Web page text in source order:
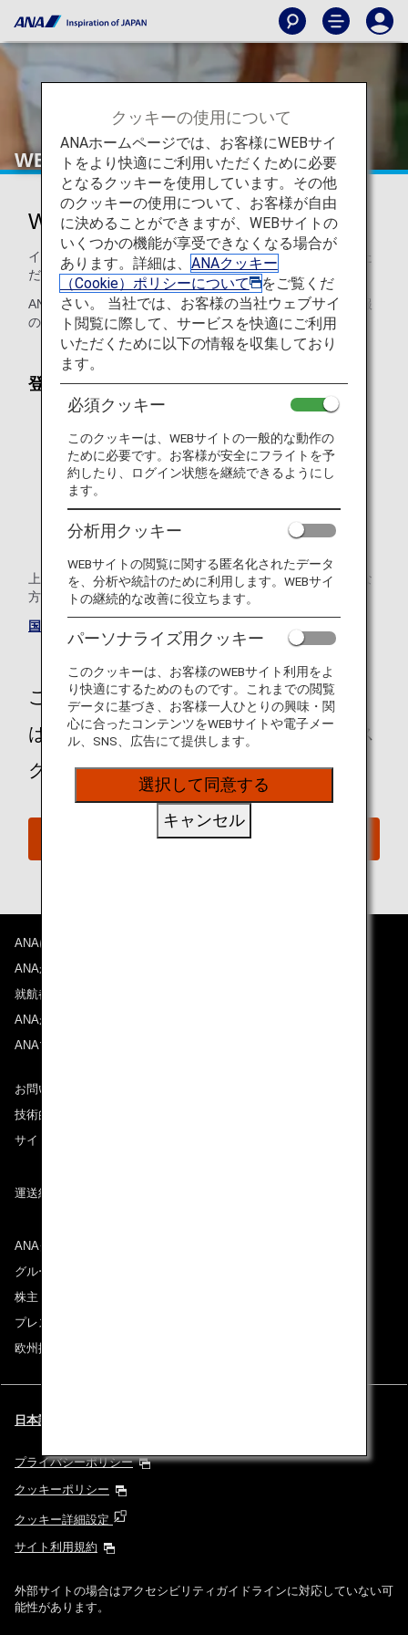
WEBサイトでのお手続き
WEBサイトでのお手続き
インターネットでご予約の際に、お手伝いをお申し込みいた
だく方法のご案内です。
ANAウェブサイトでは、予約時または予約後に、搭乗者情報
の入力画面でおからだの状態をご登録いただけます。
登録できる内容
歩行に不自由がある（歩行の程度、車いすの有無など）
目に不自由がある
耳に不自由がある
妊娠中で出産予定日を含め28日以内のご搭乗*1
上記以外のお手伝いが必要な場合はANAおからだの不自由な
方の相談デスクまでご連絡ください。
国際線のご予約
ご不明な点や、ご不安をお持ちのお客様
は、ANAおからだの不自由な方の相談デス
クに遠慮なくお問い合わせください。
おからだの不自由な方の相談デスク
ANAについて
ANAからのお知らせ
就航都市
ANAがお約束する体験
ANAマイレージクラブ
お問い合わせ
技術的なお問い合わせ（推奨環境）
サイトマップ
運送約款
ANAグループについて
グループ企業一覧
株主・投資家情報
プレスリリース
欧州採用情報
日本語 | Benelux (都市と言語を選択してください)
プライバシーポリシー
クッキーポリシー
クッキー詳細設定
サイト利用規約
外部サイトの場合はアクセシビリティガイドラインに対応していない可
能性があります。
クッキーの使用について
ANAホームページでは、お客様にWEBサイ
トをより快適にご利用いただくために必要
となるクッキーを使用しています。その他
のクッキーの使用について、お客様が自由
に決めることができますが、WEBサイトの
いくつかの機能が享受できなくなる場合が
あります。詳細は、 ANAクッキー
（Cookie）ポリシーについて
をご覧くだ
さい。 当社では、お客様の当社ウェブサイ
ト閲覧に際して、サービスを快適にご利用
いただくために以下の情報を収集しており
ます。
必須クッキー
このクッキーは、WEBサイトの一般的な動作の
ために必要です。お客様が安全にフライトを予
約したり、ログイン状態を継続できるようにし
ます。
分析用クッキー
WEBサイトの閲覧に関する匿名化されたデータ
を、分析や統計のために利用します。WEBサイ
トの継続的な改善に役立ちます。
パーソナライズ用クッキー
このクッキーは、お客様のWEBサイト利用をよ
り快適にするためのものです。これまでの閲覧
データに基づき、お客様一人ひとりの興味・関
心に合ったコンテンツをWEBサイトや電子メー
ル、SNS、広告にて提供します。
選択して同意する
キャンセル